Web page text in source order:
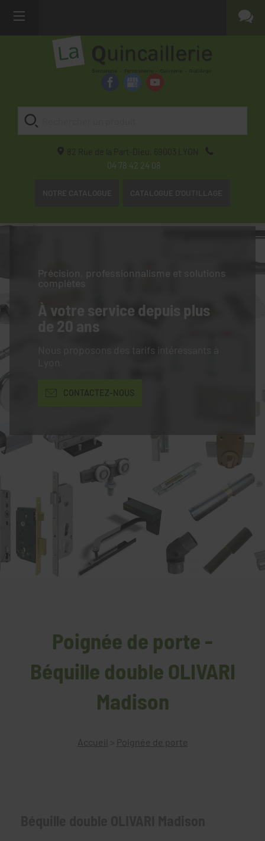
82 Rue de la Part-Dieu, 69003
LYON
04 78 42 24 08
NOTRE CATALOGUE CATALOGUE D'OUTILLAGE
Précision, professionnalisme et solutions
complètes
À votre service depuis plus
de 20 ans
Nous proposons des tarifs intéressants à
CONTACTEZ-NOUS
Poignée de porte -
Béquille double OLIVARI
Madison
Accueil > Poignée de porte